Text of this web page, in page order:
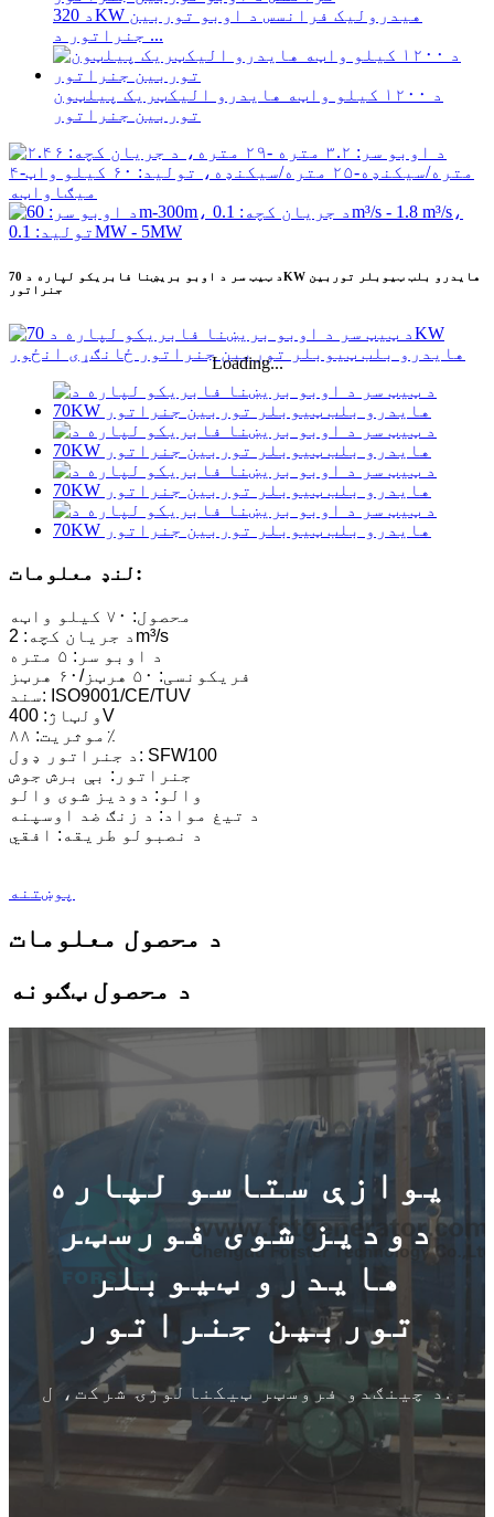
د 320KW هیدرولیک فرانسس د اوبو توربین
جنراتور د ...
د ۱۲۰۰ کیلو واټه هایدرو الیکټریک پیلټون
توربین جنراتور
د ټیټ سر د اوبو بریښنا فابریکو لپاره د 70KW هایدرو بلب ټیوبلر توربین
جنراتور
Loading...
لنډ معلومات:
محصول: ۷۰ کیلو واټه
د جریان کچه: 2m³/s
د اوبو سر: ۵ متره
فریکونسی: ۵۰ هرټز/۶۰ هرټز
سند: ISO9001/CE/TUV
ولټاژ: 400V
موثریت: ۸۸٪
د جنراتور ډول: SFW100
جنراتور: بې برش جوش
والو: دودیز شوی والو
د تیغ مواد: د زنګ ضد اوسپنه
د نصبولو طریقه: افقي
پوښتنه
د محصول معلومات
د محصول ټګونه
یوازې ستاسو لپاره
دودیز شوی فورسټر
هایدرو ټیوبلر
توربین جنراتور
د چینګدو فروسټر ټیکنالوژۍ شرکت، ل.